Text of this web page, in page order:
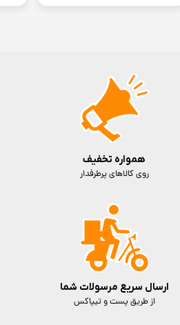
ارسال سریع مرسولات شما
از طریق پست و تیپاکس
همواره تخفیف
روی کالاهای پرطرفدار